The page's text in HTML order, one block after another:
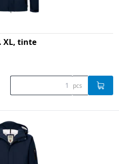
XL, tinte
pcs